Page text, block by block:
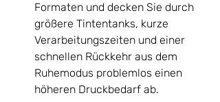
Formaten und decken Sie durch
größere Tintentanks, kurze
Verarbeitungszeiten und einer
schnellen Rückkehr aus dem
Ruhemodus problemlos einen
höheren Druckbedarf ab.